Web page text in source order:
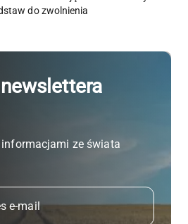
do zwolnienia
ze świata